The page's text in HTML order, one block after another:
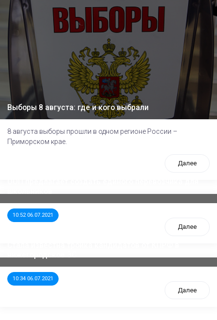
Выборы 8 августа: где и кого выбрали
8 августа выборы прошли в одном регионе России –
Приморском крае.
Далее
10:52 06.07.2021
Далее
10:34 06.07.2021
Далее